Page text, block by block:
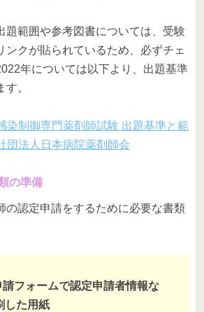
題範囲や参考図書については、受験
ンクが貼られているため、必ずチェ
年については以下より、出題基準
。
染制御専門薬剤師試験 出題基準と範
団法人日本病院薬剤師会
の準備
の認定申請をするために必要な書類
フォームで認定申請者情報な
した用紙